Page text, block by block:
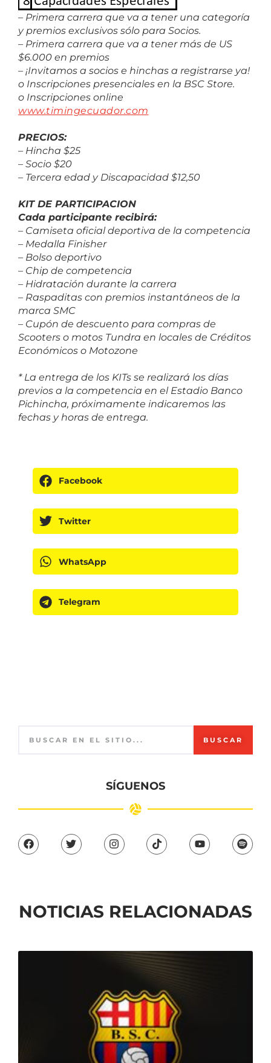
– Primera carrera que va a tener una categoría
y premios exclusivos sólo para Socios.
– Primera carrera que va a tener más de US
$6.000 en premios
– ¡Invitamos a socios e hinchas a registrarse ya!
o Inscripciones presenciales en la BSC Store.
o Inscripciones online
www.timingecuador.com
PRECIOS:
– Hincha $25
– Socio $20
– Tercera edad y Discapacidad $12,50
KIT DE PARTICIPACION
Cada participante recibirá:
– Camiseta oficial deportiva de la competencia
– Medalla Finisher
– Bolso deportivo
– Chip de competencia
– Hidratación durante la carrera
– Raspaditas con premios instantáneos de la
marca SMC
– Cupón de descuento para compras de
Scooters o motos Tundra en locales de Créditos
Económicos o Motozone
* La entrega de los KITs se realizará los días
previos a la competencia en el Estadio Banco
Pichincha, próximamente indicaremos las
fechas y horas de entrega.
Facebook
Twitter
WhatsApp
Telegram
BUSCAR
SÍGUENOS
NOTICIAS RELACIONADAS